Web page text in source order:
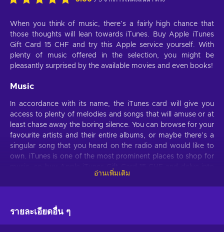
When you think of music, there’s a fairly high chance that
those thoughts will lean towards iTunes. Buy Apple iTunes
Gift Card 15 CHF and try this Apple service yourself. With
plenty of music offered in the selection, you might be
pleasantly surprised by the available movies and even books!
Music
In accordance with its name, the iTunes card will give you
access to plenty of melodies and songs that will amuse or at
least chase away the boring silence. You can browse for your
favourite artists and their entire albums, or maybe there’s a
singular song that you heard on the radio and would like to
own. iTunes is one of the most prominent places to shop for
Or maybe you are a reader – well, iTunes can be your friend
in this as well. While it is not a national library, there is a
อ่านเพิ่มเติม
รายละเอียดอื่น ๆ